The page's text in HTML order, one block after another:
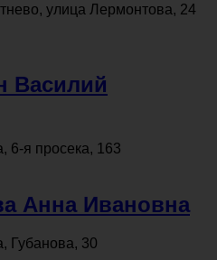
улица Лермонтова, 24
Василий
6-я просека, 163
Анна Ивановна
Губанова, 30